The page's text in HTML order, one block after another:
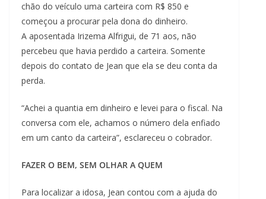
chão do veículo uma carteira com R$ 850 e
começou a procurar pela dona do dinheiro.
A aposentada Irizema Alfrigui, de 71 aos, não
percebeu que havia perdido a carteira. Somente
depois do contato de Jean que ela se deu conta da
perda.
“Achei a quantia em dinheiro e levei para o fiscal. Na
conversa com ele, achamos o número dela enfiado
em um canto da carteira”, esclareceu o cobrador.
FAZER O BEM, SEM OLHAR A QUEM
Para localizar a idosa, Jean contou com a ajuda do